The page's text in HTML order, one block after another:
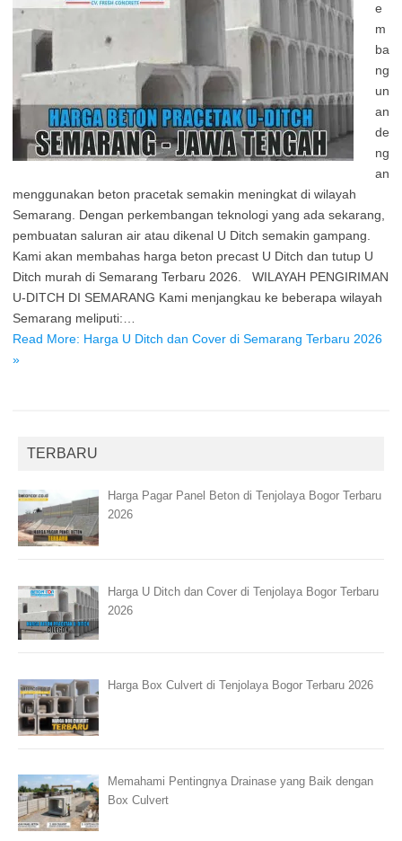
e
m
ba
ng
un
an
de
ng
an
menggunakan beton pracetak semakin meningkat di wilayah
Semarang. Dengan perkembangan teknologi yang ada sekarang,
pembuatan saluran air atau dikenal U Ditch semakin gampang.
Kami akan membahas harga beton precast U Ditch dan tutup U
Ditch murah di Semarang Terbaru 2026. WILAYAH PENGIRIMAN
U-DITCH DI SEMARANG Kami menjangkau ke beberapa wilayah
Semarang meliputi:…
Read More: Harga U Ditch dan Cover di Semarang Terbaru 2026
»
TERBARU
Harga Pagar Panel Beton di Tenjolaya Bogor Terbaru
2026
Harga U Ditch dan Cover di Tenjolaya Bogor Terbaru
2026
Harga Box Culvert di Tenjolaya Bogor Terbaru 2026
Memahami Pentingnya Drainase yang Baik dengan
Box Culvert